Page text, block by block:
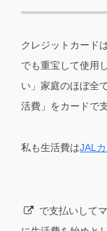
クレジットカード
でも重宝して使用
い」家庭のほぼ全
活費」をカードで
私も生活費はJAL
で支払いして